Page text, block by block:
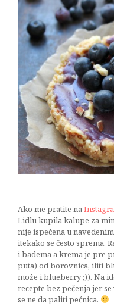
Ako me pratite na
Lidlu kupila kalupe za
nije ispečena u
itekako se često sprema.
i badema a krema je pre
puta) od borovnica, iliti
može i blueberry ;)). Na
recepte bez pečenja jer
se ne da paliti pećnica.